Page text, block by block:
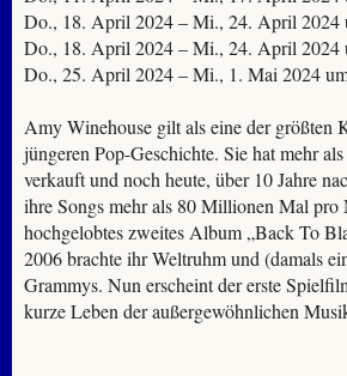
Do., 18. April 2024 – Mi., 24. April 2024
Do., 18. April 2024 – Mi., 24. April 2024
Do., 25. April 2024 – Mi., 1. Mai 2024
Amy Winehouse gilt als eine der größten
jüngeren Pop-Geschichte. Sie hat mehr
verkauft und noch heute, über 10 Jahre
ihre Songs mehr als 80 Millionen Mal pro
hochgelobtes zweites Album „Back To
2006 brachte ihr Weltruhm und (damals
Grammys. Nun erscheint der erste
kurze Leben der außergewöhnlichen